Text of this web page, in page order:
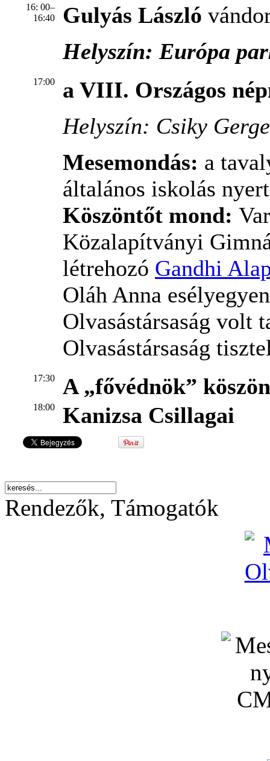
16: 00–
16:40
Gulyás László
Helyszín: Európa
17:00
a VIII. Országos
Helyszín: Csiky
Mesemondás: a
általános iskolás
Köszöntőt mond:
Közalapítványi
létrehozó Gandhi
Oláh Anna
Olvasástársaság volt
Olvasástársaság
17:30 A „fővédnök”
18:00 Kanizsa Csillagai
Rendezők, Támogatók